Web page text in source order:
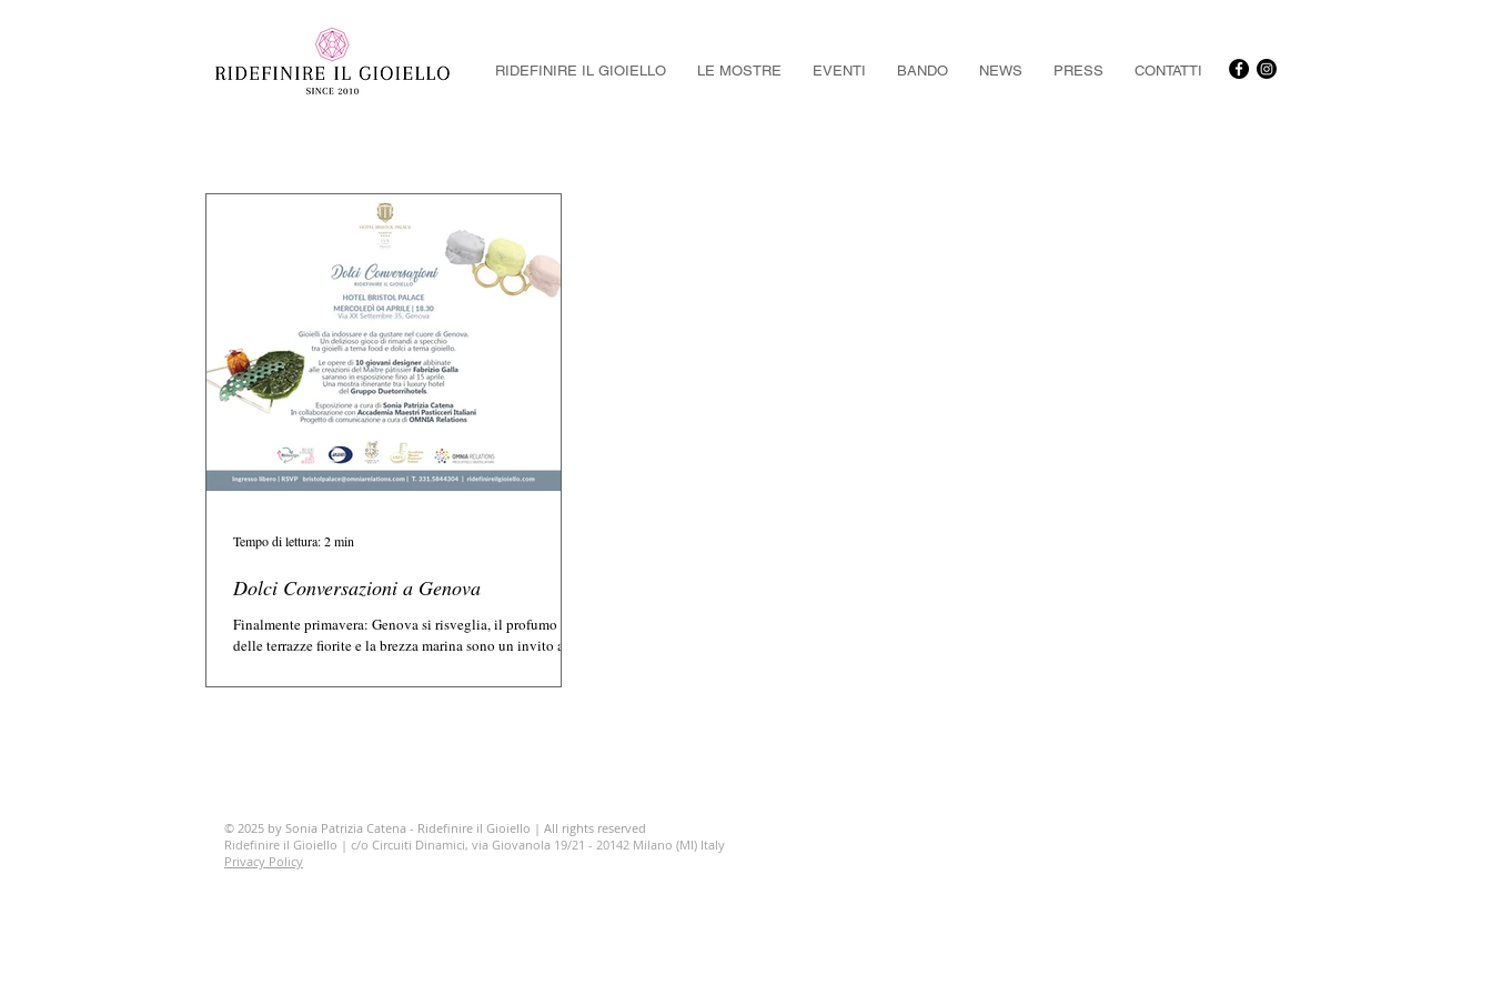
Dolci Conversazioni a Genova
Finalmente primavera: Genova si risveglia, il profumo
delle terrazze fiorite e la brezza marina sono un invito a
Tempo di lettura: 2 min
RIDEFINIRE IL GIOIELLO LE MOSTRE EVENTI BANDO NEWS PRESS CONTATTI
© 2025 by Sonia Patrizia Catena - Ridefinire il Gioiello | All rights reserved
Ridefinire il Gioiello | c/o Circuiti Dinamici, via Giovanola 19/21 - 20142 Milano (MI) Italy
Privacy Policy